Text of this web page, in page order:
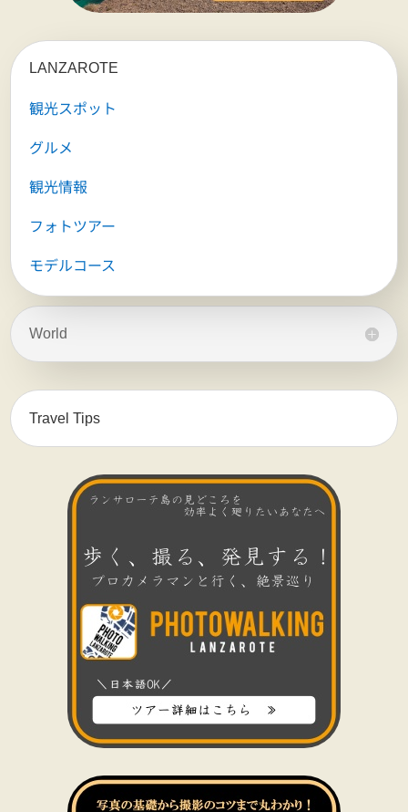
LANZAROTE
観光スポット
グルメ
観光情報
フォトツアー
モデルコース
World
Travel Tips